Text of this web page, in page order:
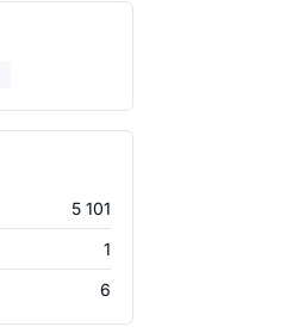
5 101
1
6